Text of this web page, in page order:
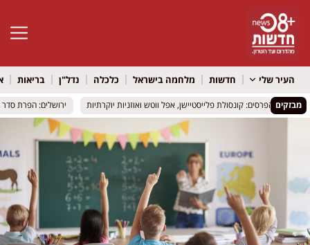
פתח
העיר שלי חדשות מלחמה בישראל כלכלה נדל"ן בריאות
מבזקיםהפרסים: קונסולת פלייסטיישן, אפל ווטש ואוזניות יוקרתיות
הפרסים: קונסולת פלייסטיישן, אפל ווטש ואוזניות יוקרתיות ירושלים: הפרת סדר
ירושלים: הפרת סדר